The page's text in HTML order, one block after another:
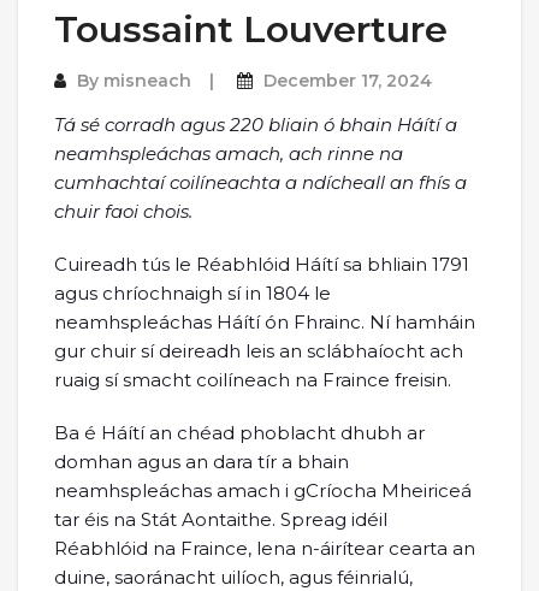
Toussaint Louverture
By misneach December 17, 2024
Tá sé corradh agus 220 bliain ó bhain Háítí a
neamhspleáchas amach, ach rinne na
cumhachtaí coilíneachta a ndícheall an fhís a
chuir faoi chois.
Cuireadh tús le Réabhlóid Háítí sa bhliain 1791
agus chríochnaigh sí in 1804 le
neamhspleáchas Háítí ón Fhrainc. Ní hamháin
gur chuir sí deireadh leis an sclábhaíocht ach
ruaig sí smacht coilíneach na Fraince freisin.
Ba é Háítí an chéad phoblacht dhubh ar
domhan agus an dara tír a bhain
neamhspleáchas amach i gCríocha Mheiriceá
tar éis na Stát Aontaithe. Spreag idéil
Réabhlóid na Fraince, lena n-áirítear cearta an
duine, saoránacht uilíoch, agus féinrialú,